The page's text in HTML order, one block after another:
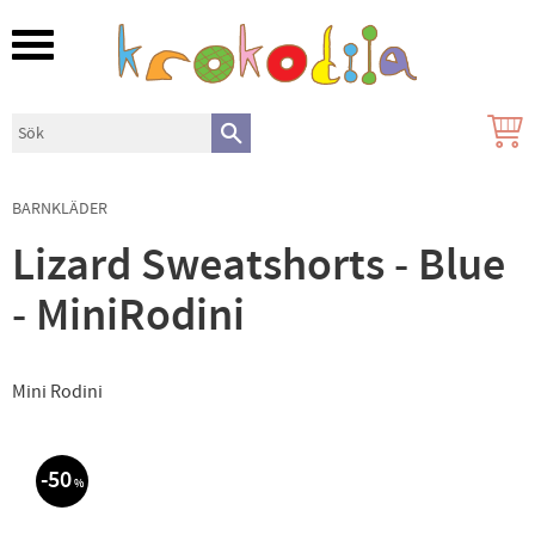
Meny
BARNKLÄDER
Lizard Sweatshorts - Blue
- MiniRodini
Mini Rodini
50%